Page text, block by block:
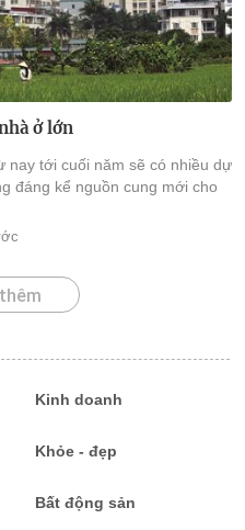
ở lớn
nay tới cuối năm sẽ có nhiều dự
đáng kể nguồn cung mới cho
Kinh doanh
Khỏe - đẹp
Bất động sản